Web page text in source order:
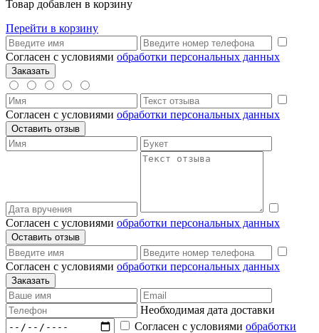
Товар добавлен в корзину
Перейти в корзину
Согласен с условиями обработки персональных данных
Согласен с условиями обработки персональных данных
Согласен с условиями обработки персональных данных
Согласен с условиями обработки персональных данных
Необходимая дата доставки
Согласен с условиями обработки